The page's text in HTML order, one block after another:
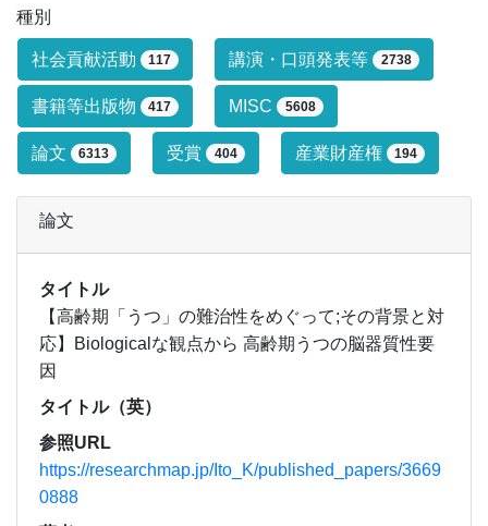
種別
研究業績タイプによる絞り込み条件で
社会貢献活動 117 講演・口頭発表等 2738
書籍等出版物 417 MISC 5608
論文 6313 受賞 404 産業財産権 194
論文
タイトル
【高齢期「うつ」の難治性をめぐって;その背景と対
応】Biologicalな観点から 高齢期うつの脳器質性要
因
タイトル（英）
参照URL
https://researchmap.jp/Ito_K/published_papers/3669
0888